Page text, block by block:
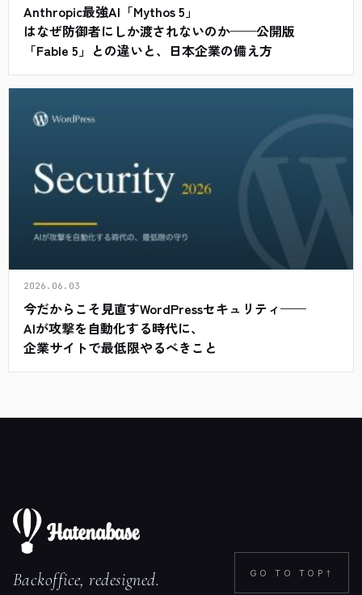
Anthropic最強AI「Mythos 5」
はなぜ防御者にしか渡されないのか——公開版
「Fable 5」との違いと、日本企業の備え方
2026.06.03
今だからこそ見直すWordPressセキュリティ——
AIが攻撃を自動化する時代に、
企業サイトで最低限やるべきこと
Backoffice, redesigned. GO TO TOP ↑